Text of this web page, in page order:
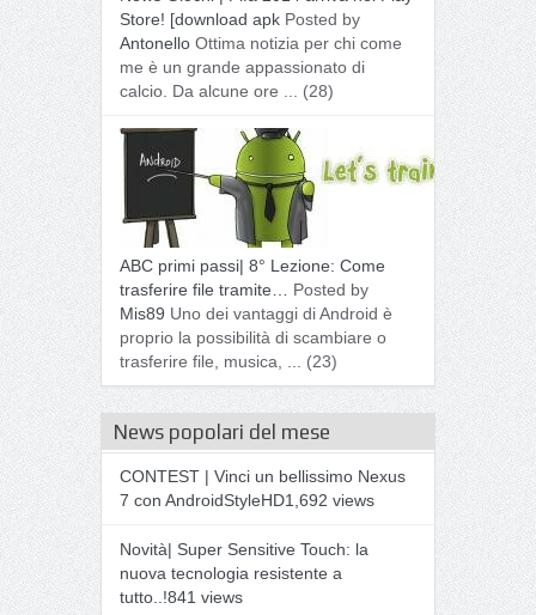
Store! [download apk Posted by
Antonello Ottima notizia per chi come
me è un grande appassionato di
calcio. Da alcune ore ...
(28)
ABC primi passi| 8° Lezione: Come
trasferire file tramite…
Posted by
Mis89 Uno dei vantaggi di Android è
proprio la possibilità di scambiare o
trasferire file, musica, ...
(23)
News popolari del mese
CONTEST | Vinci un bellissimo Nexus
7 con AndroidStyleHD1,692 views
Novità| Super Sensitive Touch: la
nuova tecnologia resistente a
tutto..!841 views